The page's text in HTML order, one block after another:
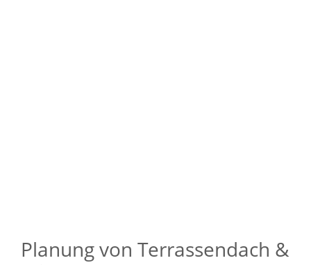
Planung von Terrassendach &